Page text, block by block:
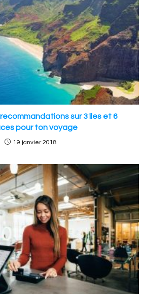
sur 3 îles et 6
pour ton voyage
19 janvier 2018